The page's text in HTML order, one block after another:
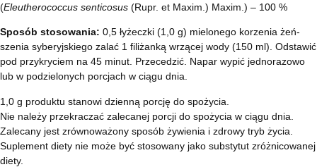
(Eleutherococcus senticosus (Rupr. et Maxim.) Maxim.) – 100 %
Sposób stosowania: 0,5 łyżeczki (1,0 g) mielonego korzenia żeń-
szenia syberyjskiego zalać 1 filiżanką wrzącej wody (150 ml). Odstawić
pod przykryciem na 45 minut. Przecedzić. Napar wypić jednorazowo
lub w podzielonych porcjach w ciągu dnia.
1,0 g produktu stanowi dzienną porcję do spożycia.
Nie należy przekraczać zalecanej porcji do spożycia w ciągu dnia.
Zalecany jest zrównoważony sposób żywienia i zdrowy tryb życia.
Suplement diety nie może być stosowany jako substytut zróżnicowanej
diety.